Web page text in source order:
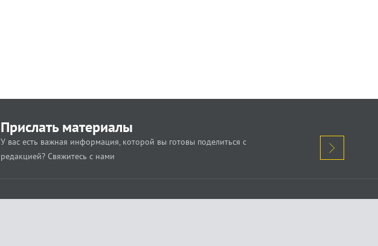
Прислать материалы
У вас есть важная информация, которой вы готовы поделиться с
редакцией? Свяжитесь с нами